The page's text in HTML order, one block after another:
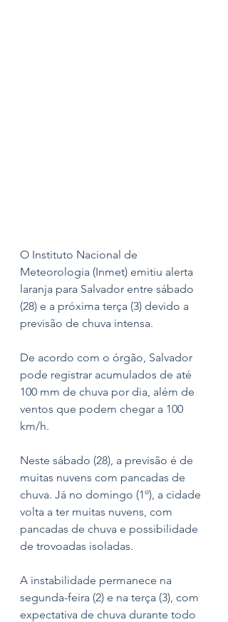
O Instituto Nacional de
Meteorologia (Inmet) emitiu alerta
laranja para Salvador entre sábado
(28) e a próxima terça (3) devido a
previsão de chuva intensa.
De acordo com o órgão, Salvador
pode registrar acumulados de até
100 mm de chuva por dia, além de
ventos que podem chegar a 100
km/h.
Neste sábado (28), a previsão é de
muitas nuvens com pancadas de
chuva. Já no domingo (1º), a cidade
volta a ter muitas nuvens, com
pancadas de chuva e possibilidade
de trovoadas isoladas.
A instabilidade permanece na
segunda-feira (2) e na terça (3), com
expectativa de chuva durante todo